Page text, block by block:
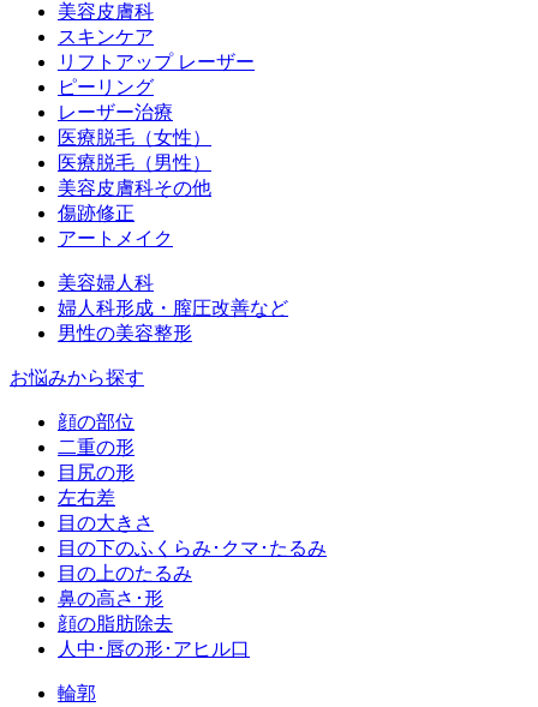
美容皮膚科
スキンケア
リフトアップ レーザー
ピーリング
レーザー治療
医療脱毛（女性）
医療脱毛（男性）
美容皮膚科その他
傷跡修正
アートメイク
美容婦人科
婦人科形成・膣圧改善など
男性の美容整形
お悩みから探す
顔の部位
二重の形
目尻の形
左右差
目の大きさ
目の下のふくらみ･クマ･たるみ
目の上のたるみ
鼻の高さ･形
顔の脂肪除去
人中･唇の形･アヒル口
輪郭